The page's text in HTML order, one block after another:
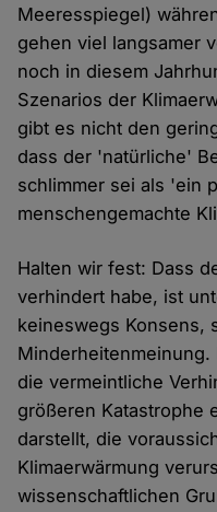
Meeresspiegel)
gehen viel langsamer
noch in diesem
Szenarios der
gibt es nicht den
dass der 'natürliche'
schlimmer sei als 'ein
menschengemachte
Halten wir fest: Dass
verhindert habe, ist
keineswegs Konsens,
die vermeintliche
größeren Katastrophe
darstellt, die
Klimaerwärmung
wissenschaftlichen